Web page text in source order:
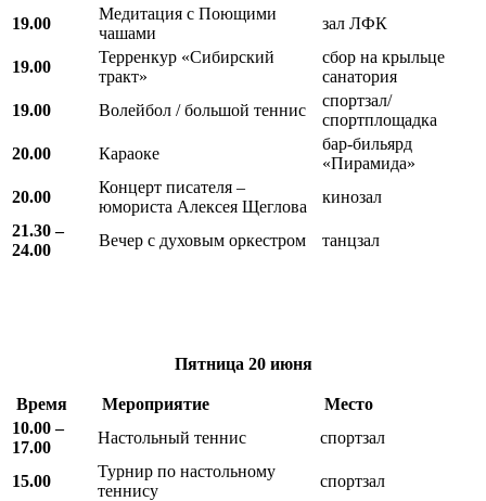
19.00
Медитация с Поющими
чашами
зал ЛФК
19.00
Терренкур «Сибирский
тракт»
сбор на крыльце
санатория
19.00
Волейбол / большой теннис
спортзал/
спортплощадка
20.00
Караоке
бар-бильярд
«Пирамида»
20.00
Концерт писателя –
юмориста Алексея Щеглова
кинозал
21.30 –
24.00
Вечер с духовым оркестром танцзал
Пятница 20 июня
Время Мероприятие
Место
10.00 –
17.00
Настольный теннис спортзал
15.00
Турнир по настольному
теннису
спортзал